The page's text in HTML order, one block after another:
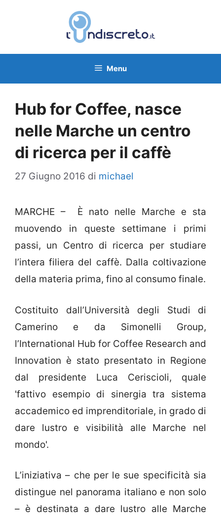
Menu
Hub for Coffee, nasce
nelle Marche un centro
di ricerca per il caffè
27 Giugno 2016 di michael
MARCHE – È nato nelle Marche e sta
muovendo in queste settimane i primi
passi, un Centro di ricerca per studiare
l’intera filiera del caffè. Dalla coltivazione
della materia prima, fino al consumo finale.
Costituito dall’Università degli Studi di
Camerino e da Simonelli Group,
l’International Hub for Coffee Research and
Innovation è stato presentato in Regione
dal presidente Luca Ceriscioli, quale
'fattivo esempio di sinergia tra sistema
accademico ed imprenditoriale, in grado di
dare lustro e visibilità alle Marche nel
mondo'.
L’iniziativa – che per le sue specificità sia
distingue nel panorama italiano e non solo
– è destinata a dare lustro alle Marche